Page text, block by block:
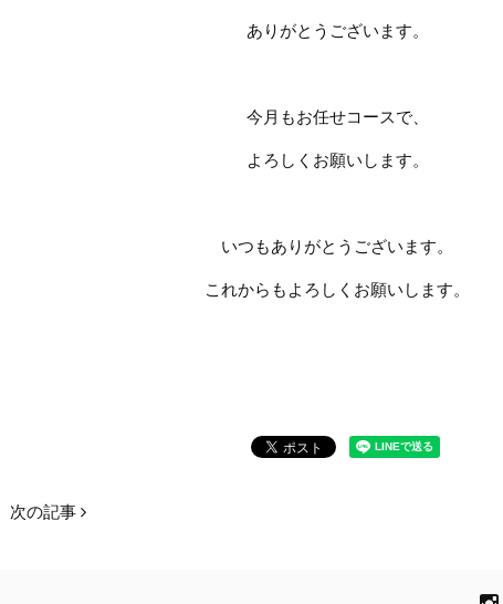
ありがとうございます。
今月もお任せコースで、
よろしくお願いします。
いつもありがとうございます。
これからもよろしくお願いします。
次の記事